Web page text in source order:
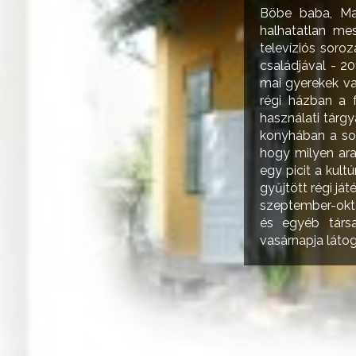
Böbe baba,
halhatatlan
televíziós
családjával -
mai gyerekek
régi házban a
használati
konyhában a
hogy milyen
egy picit a
gyűjtött régi
szeptember-
és egyéb
vasárnapja